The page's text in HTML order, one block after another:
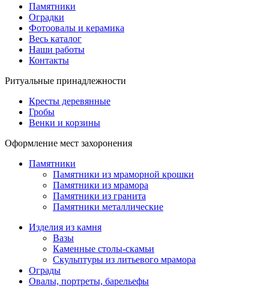
Памятники
Оградки
Фотоовалы и керамика
Весь каталог
Наши работы
Контакты
Ритуальные принадлежности
Кресты деревянные
Гробы
Венки и корзины
Оформление мест захоронения
Памятники
Памятники из мраморной крошки
Памятники из мрамора
Памятники из гранита
Памятники металлические
Изделия из камня
Вазы
Каменные столы-скамьи
Скульптуры из литьевого мрамора
Ограды
Овалы, портреты, барельефы